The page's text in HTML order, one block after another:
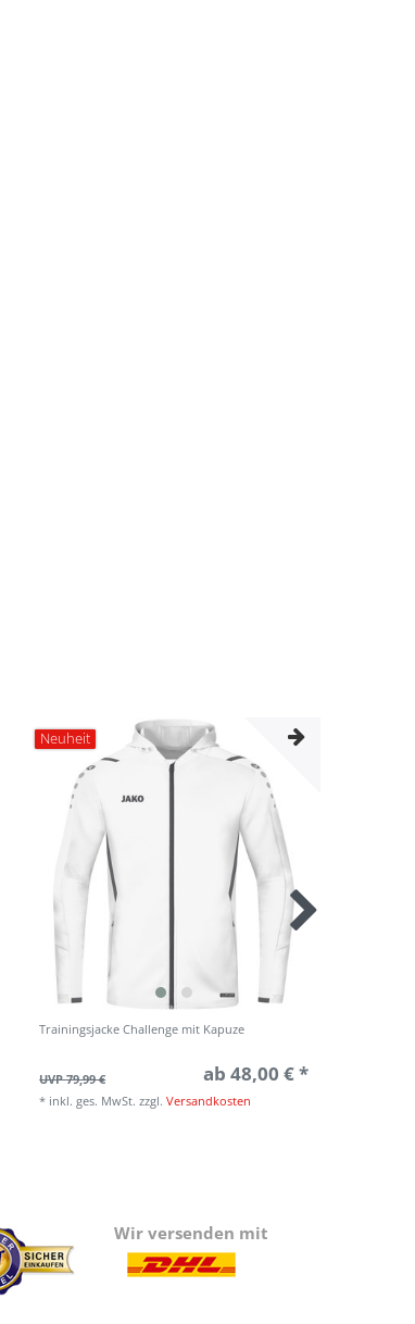
Neuheit
Trainingsjacke Challenge mit Kapuze
UVP 79,99 € ab 48,00 € *
* inkl. ges. MwSt. zzgl.Versandkosten
Wir versenden mit